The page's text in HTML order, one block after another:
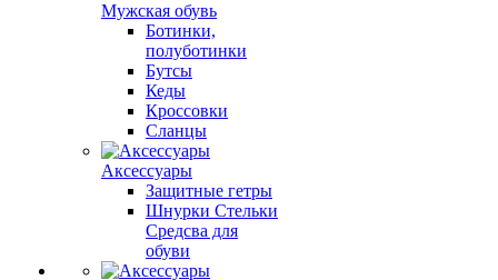
Мужская обувь
Ботинки,
полуботинки
Бутсы
Кеды
Кроссовки
Сланцы
Аксессуары
Защитные гетры
Шнурки Стельки
Средсва для
обуви